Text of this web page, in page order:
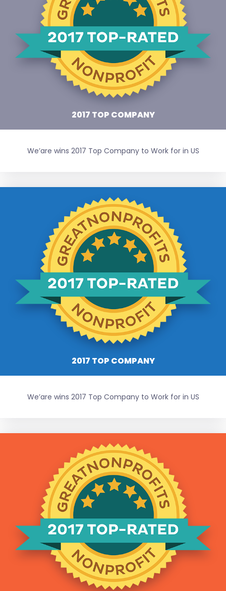
2017 TOP COMPANY
We’are wins 2017 Top Company to Work for in US
2017 TOP COMPANY
We’are wins 2017 Top Company to Work for in US